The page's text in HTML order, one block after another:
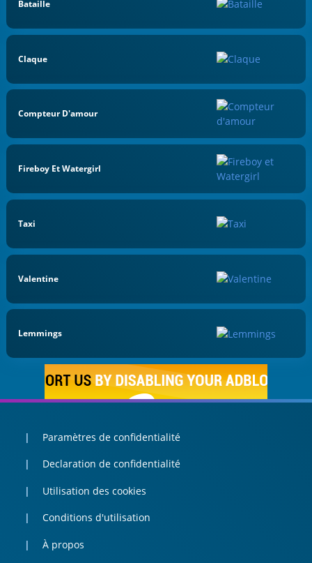
Bataille
Claque
Compteur D'amour
Fireboy Et Watergirl
Taxi
Valentine
Lemmings
Paramètres de confidentialité
Declaration de confidentialité
Utilisation des cookies
Conditions d'utilisation
À propos